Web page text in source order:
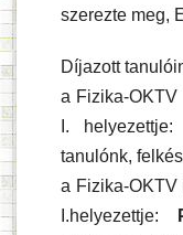
szerezte meg,
Díjazott
a Fizika-OKTV
I. helyezettje:
tanulónk,
a Fizika-OKTV
I.helyezettje: